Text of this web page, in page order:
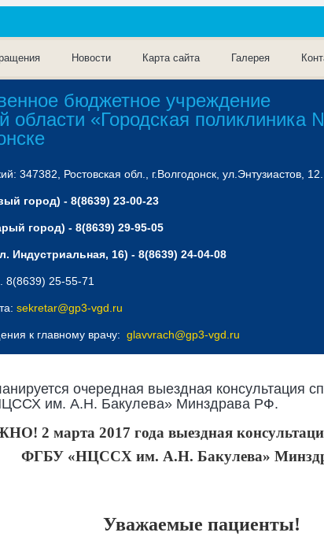
Новости Карта сайта Галерея
бюджетное учреждение
области «Городская поликлиника
347382, Ростовская обл., г.Волгодонск, ул.Энтузиастов,
город) - 8(8639) 23-00-23
город) - 8(8639) 29-95-05
Индустриальная, 16) - 8(8639) 24-04-08
8(8639) 25-55-71
sekretar@gp3-vgd.ru
к главному врачу: glavvrach@gp3-vgd.ru
очередная выездная консультация
им. А.Н. Бакулева» Минздрава РФ.
2 марта 2017 года выездная
ФГБУ «НЦССХ им. А.Н. Бакулева»
Уважаемые пациенты!